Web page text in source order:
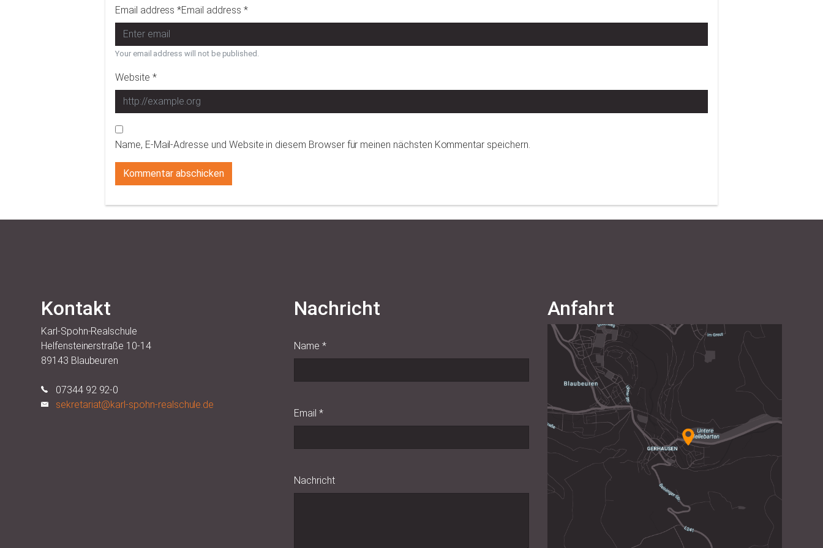
Email address *Email address *
Your email address will not be published.
Website *
Name, E-Mail-Adresse und Website in diesem Browser für meinen nächsten Kommentar speichern.
Kontakt
Karl-Spohn-Realschule
Helfensteinerstraße 10-14
89143 Blaubeuren
07344 92 92-0
sekretariat@karl-spohn-realschule.de
Nachricht
Name*
Email*
Nachricht
Anfahrt